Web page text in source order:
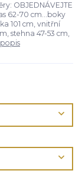
OBJEDNÁVEJTE
62-70 cm...boky
101 cm, vnitřní
stehna 47-53 cm,